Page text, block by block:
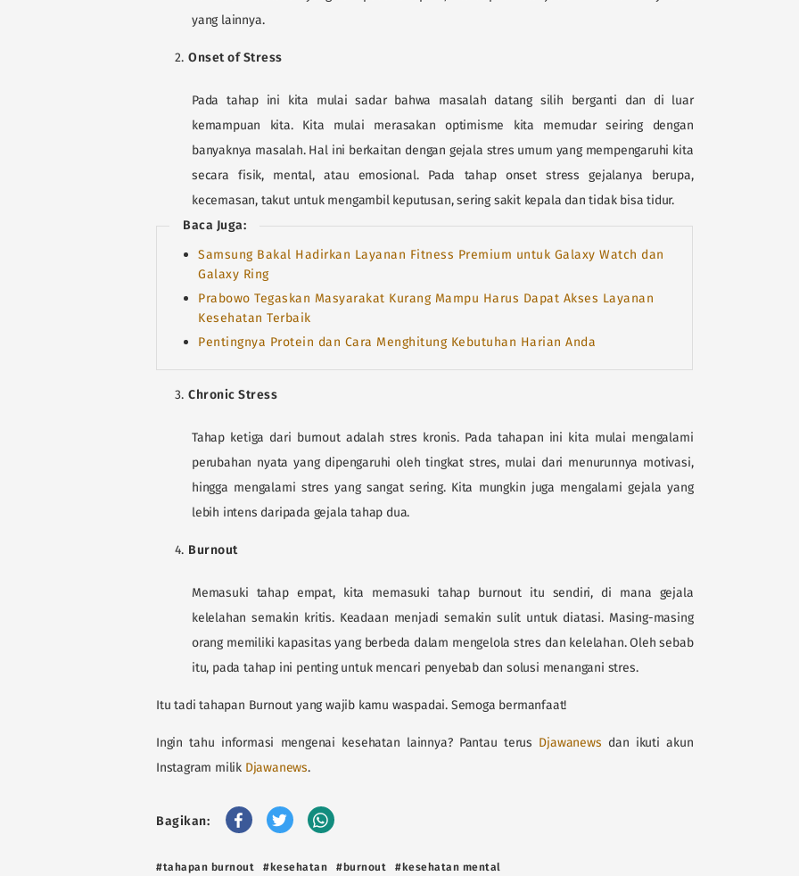
yang lainnya.
Onset of Stress
Pada tahap ini kita mulai sadar bahwa masalah datang silih berganti dan di luar
kemampuan kita. Kita mulai merasakan optimisme kita memudar seiring dengan
banyaknya masalah. Hal ini berkaitan dengan gejala stres umum yang mempengaruhi kita
secara fisik, mental, atau emosional. Pada tahap onset stress gejalanya berupa,
kecemasan, takut untuk mengambil keputusan, sering sakit kepala dan tidak bisa tidur.
Baca Juga:
Samsung Bakal Hadirkan Layanan Fitness Premium untuk Galaxy Watch dan
Galaxy Ring
Prabowo Tegaskan Masyarakat Kurang Mampu Harus Dapat Akses Layanan
Kesehatan Terbaik
Pentingnya Protein dan Cara Menghitung Kebutuhan Harian Anda
Chronic Stress
Tahap ketiga dari burnout adalah stres kronis. Pada tahapan ini kita mulai mengalami
perubahan nyata yang dipengaruhi oleh tingkat stres, mulai dari menurunnya motivasi,
hingga mengalami stres yang sangat sering. Kita mungkin juga mengalami gejala yang
lebih intens daripada gejala tahap dua.
Burnout
Memasuki tahap empat, kita memasuki tahap burnout itu sendiri, di mana gejala
kelelahan semakin kritis. Keadaan menjadi semakin sulit untuk diatasi. Masing-masing
orang memiliki kapasitas yang berbeda dalam mengelola stres dan kelelahan. Oleh sebab
itu, pada tahap ini penting untuk mencari penyebab dan solusi menangani stres.
Itu tadi tahapan Burnout yang wajib kamu waspadai. Semoga bermanfaat!
Ingin tahu informasi mengenai kesehatan lainnya? Pantau terus Djawanews dan ikuti akun
Instagram milik Djawanews.
Bagikan:
#tahapan burnout #kesehatan #burnout #kesehatan mental